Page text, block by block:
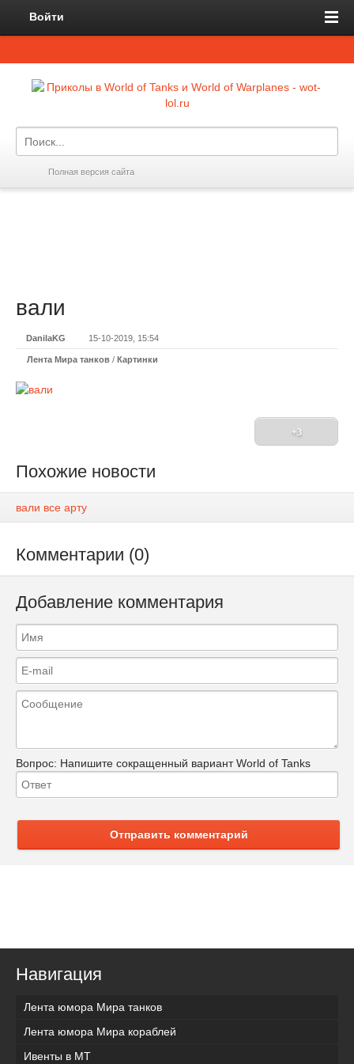
Войти
Полная версия сайта
вали
DanilaKG 15-10-2019, 15:54
Лента Мира танков / Картинки
+3
Похожие новости
вали все арту
Комментарии (0)
Добавление комментария
Вопрос: Напишите сокращенный вариант World of Tanks
Отправить комментарий
Навигация
Лента юмора Мира танков
Лента юмора Мира кораблей
Ивенты в МТ